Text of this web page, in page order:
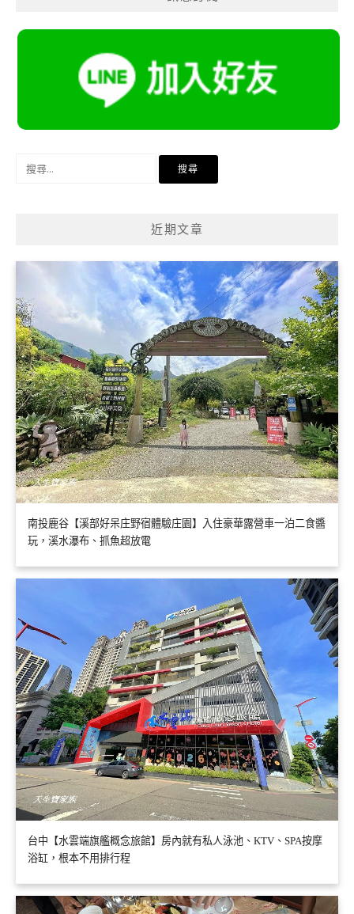
近期文章
南投鹿谷【溪部好呆庄野宿體驗庄園】入住豪華露營車一泊二食醬
玩，溪水瀑布、抓魚超放電
台中【水雲端旗艦概念旅館】房內就有私人泳池、KTV、SPA按摩
浴缸，根本不用排行程